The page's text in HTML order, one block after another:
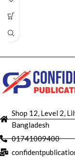
Shop 12, Level 2,
Bangladesh
01741009400